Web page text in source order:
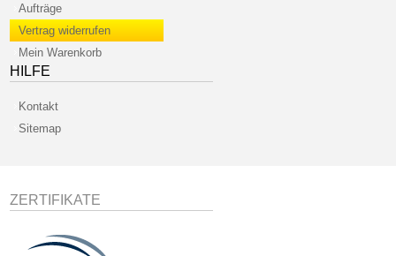
Aufträge
Vertrag widerrufen
Mein Warenkorb
HILFE
Kontakt
Sitemap
ZERTIFIKATE